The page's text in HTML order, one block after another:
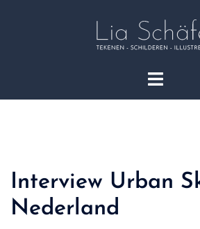
Interview Urban
Nederland